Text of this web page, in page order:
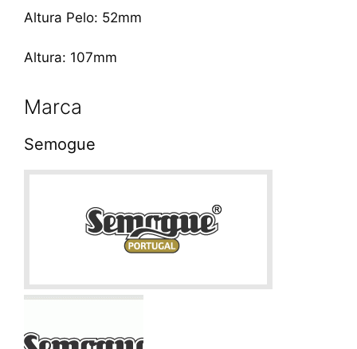
Altura Pelo: 52mm
Altura: 107mm
Marca
Semogue